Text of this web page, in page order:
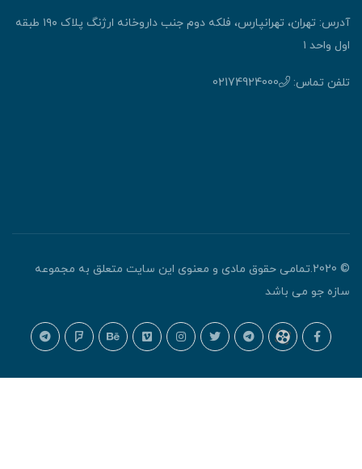
آدرس: تهران، تهرانپارس، فلکه دوم جنب داروخانه ارژنگ پلاک ۱۹۰ طبقه
واحد ۱
تماس: 02174924000
© 2020.تمامی حقوق مادی و معنوی این سایت متعلق به مجموعه
جو می باشد